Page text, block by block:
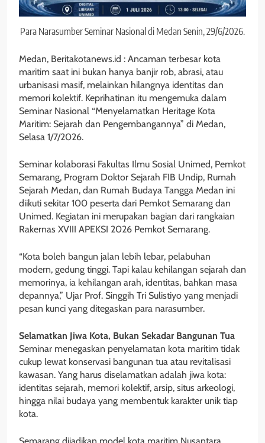
Para Narasumber Seminar Nasional di Medan Senin, 29/6/2026.
Medan, Beritakotanews.id : Ancaman terbesar kota
maritim saat ini bukan hanya banjir rob, abrasi, atau
urbanisasi masif, melainkan hilangnya identitas dan
memori kolektif. Keprihatinan itu mengemuka dalam
Seminar Nasional “Menyelamatkan Heritage Kota
Maritim: Sejarah dan Pengembangannya” di Medan,
Selasa 1/7/2026.
Seminar kolaborasi Fakultas Ilmu Sosial Unimed, Pemkot
Semarang, Program Doktor Sejarah FIB Undip, Rumah
Sejarah Medan, dan Rumah Budaya Tangga Medan ini
diikuti sekitar 100 peserta dari Pemkot Semarang dan
Unimed. Kegiatan ini merupakan bagian dari rangkaian
Rakernas XVIII APEKSI 2026 Pemkot Semarang.
“Kota boleh bangun jalan lebih lebar, pelabuhan
modern, gedung tinggi. Tapi kalau kehilangan sejarah dan
memorinya, ia kehilangan arah, identitas, bahkan masa
depannya,” Ujar Prof. Singgih Tri Sulistiyo yang menjadi
pesan kunci yang ditegaskan para narasumber.
Selamatkan Jiwa Kota, Bukan Sekadar Bangunan Tua
Seminar menegaskan penyelamatan kota maritim tidak
cukup lewat konservasi bangunan tua atau revitalisasi
kawasan. Yang harus diselamatkan adalah jiwa kota:
identitas sejarah, memori kolektif, arsip, situs arkeologi,
hingga nilai budaya yang membentuk karakter unik tiap
kota.